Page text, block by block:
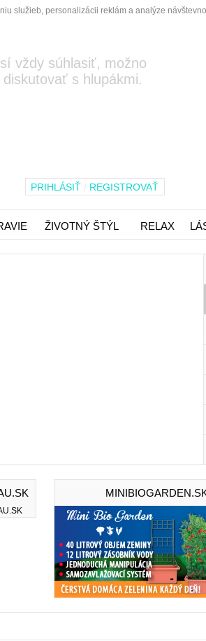
služieb, personalizácii reklám a analýze
vždy súhlasiť, možno
s hlupákmi.
PRIHLÁSIŤ / REGISTROVAŤ
ŽIVOTNÝ ŠTÝL RELAX